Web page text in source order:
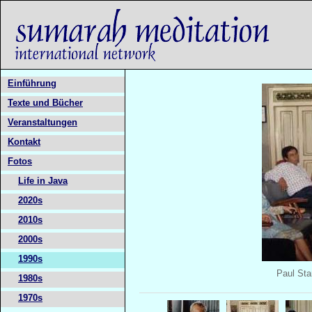
Einführung
Texte und Bücher
Veranstaltungen
Kontakt
Fotos
Life in Java
2020s
2010s
2000s
1990s
1980s
1970s
Paul